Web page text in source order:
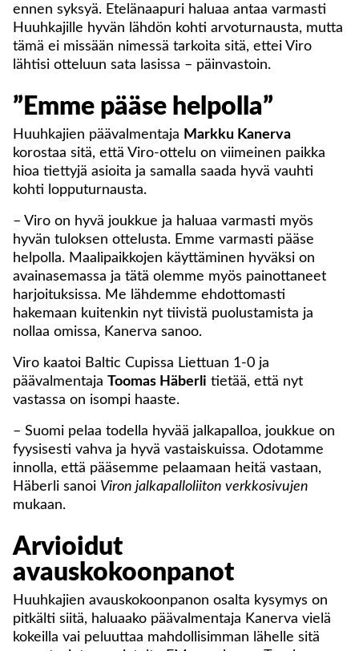
ennen syksyä. Etelänaapuri haluaa antaa varmasti
Huuhkajille hyvän lähdön kohti arvoturnausta, mutta
tämä ei missään nimessä tarkoita sitä, ettei Viro
lähtisi otteluun sata lasissa – päinvastoin.
”Emme pääse helpolla”
Huuhkajien päävalmentaja Markku Kanerva
korostaa sitä, että Viro-ottelu on viimeinen paikka
hioa tiettyjä asioita ja samalla saada hyvä vauhti
kohti lopputurnausta.
– Viro on hyvä joukkue ja haluaa varmasti myös
hyvän tuloksen ottelusta. Emme varmasti pääse
helpolla. Maalipaikkojen käyttäminen hyväksi on
avainasemassa ja tätä olemme myös painottaneet
harjoituksissa. Me lähdemme ehdottomasti
hakemaan kuitenkin nyt tiivistä puolustamista ja
nollaa omissa, Kanerva sanoo.
Viro kaatoi Baltic Cupissa Liettuan 1-0 ja
päävalmentaja
Toomas Häberli tietää, että nyt
vastassa on isompi haaste.
– Suomi pelaa todella hyvää jalkapalloa, joukkue on
fyysisesti vahva ja hyvä vastaiskuissa. Odotamme
innolla, että pääsemme pelaamaan heitä vastaan,
Häberli sanoi Viron jalkapalloliiton verkkosivujen
mukaan.
Arvioidut
avauskokoonpanot
Huuhkajien avauskokoonpanon osalta kysymys on
pitkälti siitä, haluaako päävalmentaja Kanerva vielä
kokeilla vai peluuttaa mahdollisimman lähelle sitä